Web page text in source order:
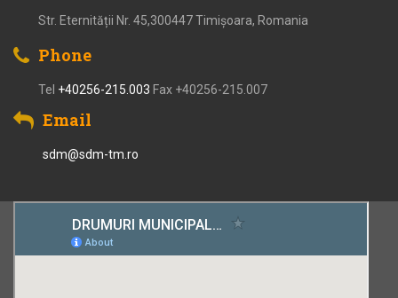
Str. Eternității Nr. 45,300447 Timișoara, Romania
Phone
Tel +40256-215.003 Fax +40256-215.007
Email
sdm@sdm-tm.ro